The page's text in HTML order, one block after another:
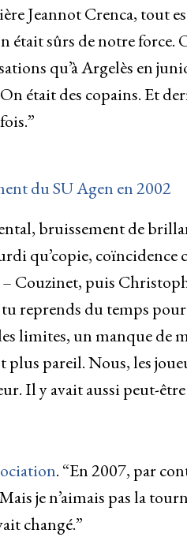
Jeannot Crenca, tout
était sûrs de notre force.
qu’à Argelès en
était des copains. Et
du SU Agen en 2002
bruissement de
qu’copie, coïncidence
Couzinet, puis
reprends du temps
limites, un manque de
plus pareil. Nous, les
Il y avait aussi peut-
. “En 2007, par
je n’aimais pas la
changé.”